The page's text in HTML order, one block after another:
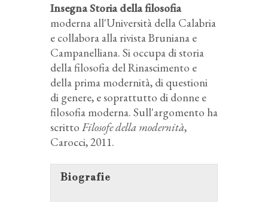
Insegna Storia della filosofia
moderna all'Università della Calabria
e collabora alla rivista Bruniana e
Campanelliana. Si occupa di storia
della filosofia del Rinascimento e
della prima modernità, di questioni
di genere, e soprattutto di donne e
filosofia moderna. Sull'argomento ha
scritto Filosofe della modernità,
Carocci, 2011.
Biografie